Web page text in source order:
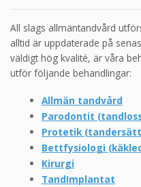
All slags allmäntandvård
alltid är uppdaterade på
väldigt hög kvalité, är våra
utför följande behandlingar:
Allmän tandvård
Parodontit
Protetik
Bettfysiologi
Kirurgi
TandImplantat